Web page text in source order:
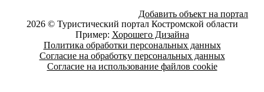
Добавить объект на портал
2026 © Туристический портал Костромской области
Пример: Хорошего Дизайна
Политика обработки персональных данных
Согласие на обработку персональных данных
Согласие на использование файлов cookie